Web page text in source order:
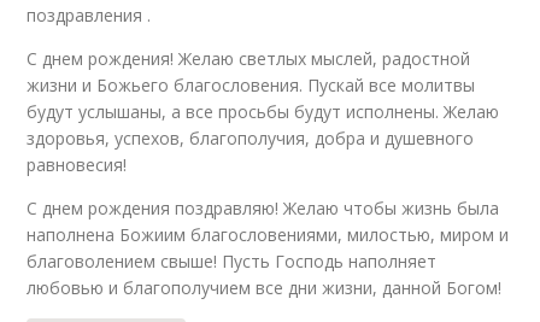
поздравления .
С днем рождения! Желаю светлых мыслей, радостной
жизни и Божьего благословения. Пускай все молитвы
будут услышаны, а все просьбы будут исполнены. Желаю
здоровья, успехов, благополучия, добра и душевного
равновесия!
С днем рождения поздравляю! Желаю чтобы жизнь была
наполнена Божиим благословениями, милостью, миром и
благоволением свыше! Пусть Господь наполняет
любовью и благополучием все дни жизни, данной Богом!